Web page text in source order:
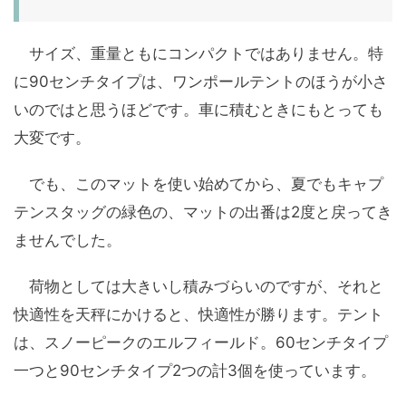
サイズ、重量ともにコンパクトではありません。特
に90センチタイプは、ワンポールテントのほうが小さ
いのではと思うほどです。車に積むときにもとっても
大変です。
でも、このマットを使い始めてから、夏でもキャプ
テンスタッグの緑色の、マットの出番は2度と戻ってき
ませんでした。
荷物としては大きいし積みづらいのですが、それと
快適性を天秤にかけると、快適性が勝ります。テント
は、スノーピークのエルフィールド。60センチタイプ
一つと90センチタイプ2つの計3個を使っています。